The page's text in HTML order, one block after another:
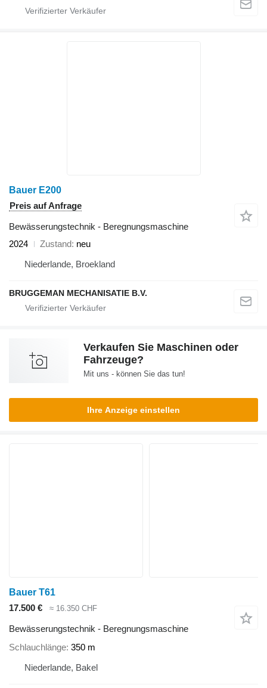
Bauer E200
Preis auf Anfrage
Bewässerungstechnik - Beregnungsmaschine
2024
Zustand neu
Niederlande, Broekland
BRUGGEMAN MECHANISATIE B.V.
Verkaufen Sie Maschinen oder
Fahrzeuge?
Mit uns - können Sie das tun!
Ihre Anzeige einstellen
Bauer T61
17.500 €
≈ 16.350 CHF
Bewässerungstechnik - Beregnungsmaschine
Schlauchlänge 350 m
Niederlande, Bakel